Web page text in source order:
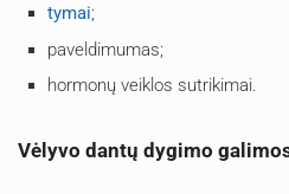
tymai;
paveldimumas;
hormonų veiklos sutrikimai.
Vėlyvo dantų dygimo